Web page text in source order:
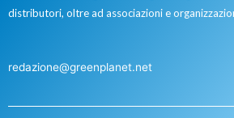
distributori, oltre ad associazioni e
redazione@greenplanet.net